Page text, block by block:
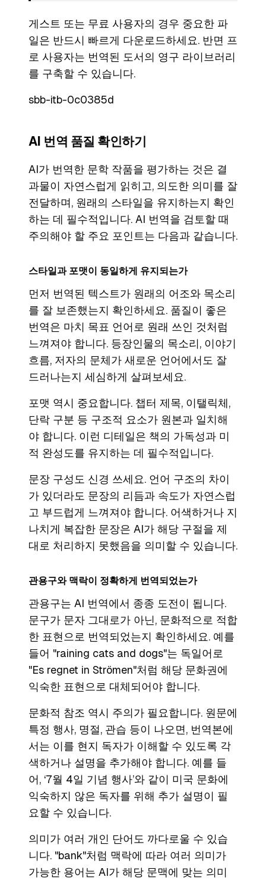
게스트 또는 무료 사용자의 경우 중요한 파
일은 반드시 빠르게 다운로드하세요. 반면 프
로 사용자는 번역된 도서의 영구 라이브러리
를 구축할 수 있습니다.
sbb-itb-0c0385d
AI 번역 품질 확인하기
AI가 번역한 문학 작품을 평가하는 것은 결
과물이 자연스럽게 읽히고, 의도한 의미를 잘
전달하며, 원래의 스타일을 유지하는지 확인
하는 데 필수적입니다. AI 번역을 검토할 때
주의해야 할 주요 포인트는 다음과 같습니다.
스타일과 포맷이 동일하게 유지되는가
먼저 번역된 텍스트가 원래의 어조와 목소리
를 잘 보존했는지 확인하세요. 품질이 좋은
번역은 마치 목표 언어로 원래 쓰인 것처럼
느껴져야 합니다. 등장인물의 목소리, 이야기
흐름, 저자의 문체가 새로운 언어에서도 잘
드러나는지 세심하게 살펴보세요.
포맷 역시 중요합니다. 챕터 제목, 이탤릭체,
단락 구분 등 구조적 요소가 원본과 일치해
야 합니다. 이런 디테일은 책의 가독성과 미
적 완성도를 유지하는 데 필수적입니다.
문장 구성도 신경 쓰세요. 언어 구조의 차이
가 있더라도 문장의 리듬과 속도가 자연스럽
고 부드럽게 느껴져야 합니다. 어색하거나 지
나치게 복잡한 문장은 AI가 해당 구절을 제
대로 처리하지 못했음을 의미할 수 있습니다.
관용구와 맥락이 정확하게 번역되었는가
관용구는 AI 번역에서 종종 도전이 됩니다.
문구가 문자 그대로가 아닌, 문화적으로 적합
한 표현으로 번역되었는지 확인하세요. 예를
들어 "raining cats and dogs"는 독일어로
"Es regnet in Strömen"처럼 해당 문화권에
익숙한 표현으로 대체되어야 합니다.
문화적 참조 역시 주의가 필요합니다. 원문에
특정 행사, 명절, 관습 등이 나오면, 번역본에
서는 이를 현지 독자가 이해할 수 있도록 각
색하거나 설명을 추가해야 합니다. 예를 들
어, ‘7월 4일 기념 행사’와 같이 미국 문화에
익숙하지 않은 독자를 위해 추가 설명이 필
요할 수 있습니다.
의미가 여러 개인 단어도 까다로울 수 있습
니다. "bank"처럼 맥락에 따라 여러 의미가
가능한 용어는 AI가 해당 문맥에 맞는 의미